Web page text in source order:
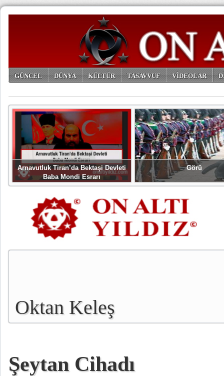
GÜNCEL DÜNYA KÜLTÜR TASAVVUF VİDEOLAR
Arnavutluk Tiran’da Bektaşi Devleti
Baba Mondi Esrarı
Görü
Oktan Keleş
Şeytan Cihadı